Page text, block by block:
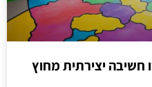
חשיבה יצירתית מחוץ